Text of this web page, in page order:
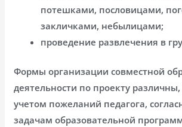
потешками, пословицами,
закличками, небылицами;
проведение развлечения в
Формы организации совместной
деятельности по проекту
учетом пожеланий педагога,
задачам образовательной